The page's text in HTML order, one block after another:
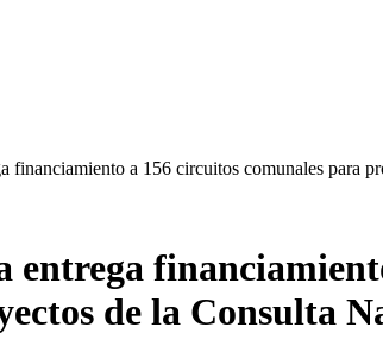
financiamiento a 156 circuitos comunales para
entrega
de la Consulta